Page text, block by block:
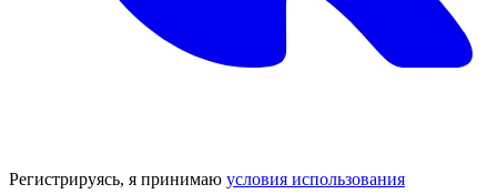
Регистрируясь, я принимаю условия использования